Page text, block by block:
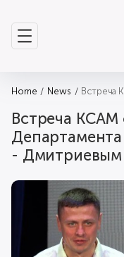
Home News Встреча
Встреча КСАМ
- Дмитриевым